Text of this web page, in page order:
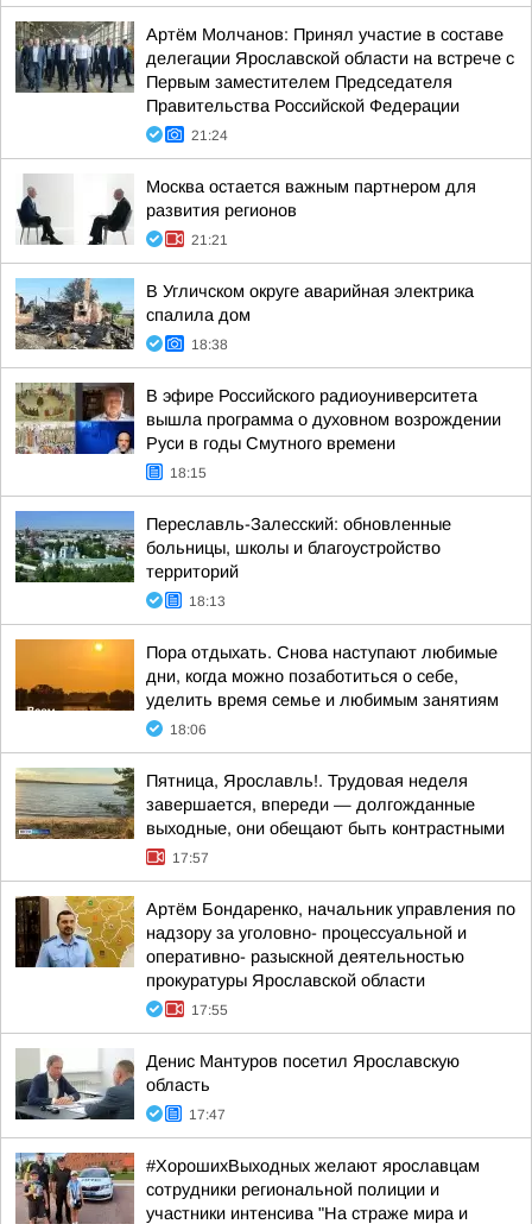
Артём Молчанов: Принял участие в составе
делегации Ярославской области на встрече с
Первым заместителем Председателя
Правительства Российской Федерации
21:24
Москва остается важным партнером для
развития регионов
21:21
В Угличском округе аварийная электрика
спалила дом
18:38
В эфире Российского радиоуниверситета
вышла программа о духовном возрождении
Руси в годы Смутного времени
18:15
Переславль-Залесский: обновленные
больницы, школы и благоустройство
территорий
18:13
Пора отдыхать. Снова наступают любимые
дни, когда можно позаботиться о себе,
уделить время семье и любимым занятиям
18:06
Пятница, Ярославль!. Трудовая неделя
завершается, впереди — долгожданные
выходные, они обещают быть контрастными
17:57
Артём Бондаренко, начальник управления по
надзору за уголовно- процессуальной и
оперативно- разыскной деятельностью
прокуратуры Ярославской области
17:55
Денис Мантуров посетил Ярославскую
область
17:47
#ХорошихВыходных желают ярославцам
сотрудники региональной полиции и
участники интенсива "На страже мира и